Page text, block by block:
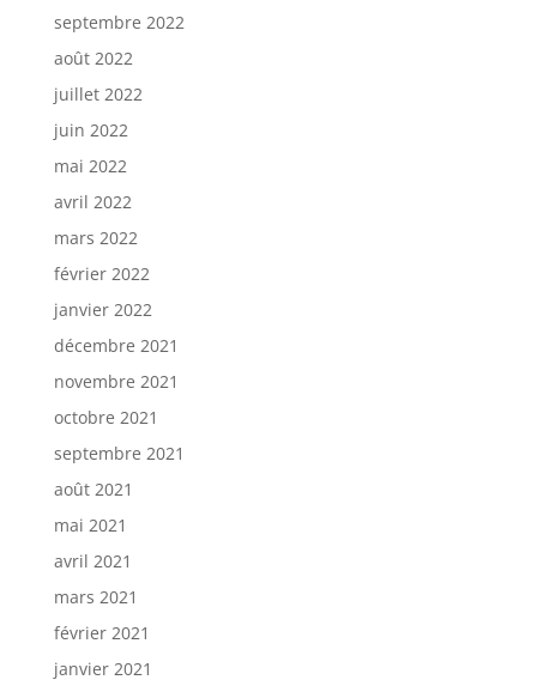
septembre 2022
août 2022
juillet 2022
juin 2022
mai 2022
avril 2022
mars 2022
février 2022
janvier 2022
décembre 2021
novembre 2021
octobre 2021
septembre 2021
août 2021
mai 2021
avril 2021
mars 2021
février 2021
janvier 2021